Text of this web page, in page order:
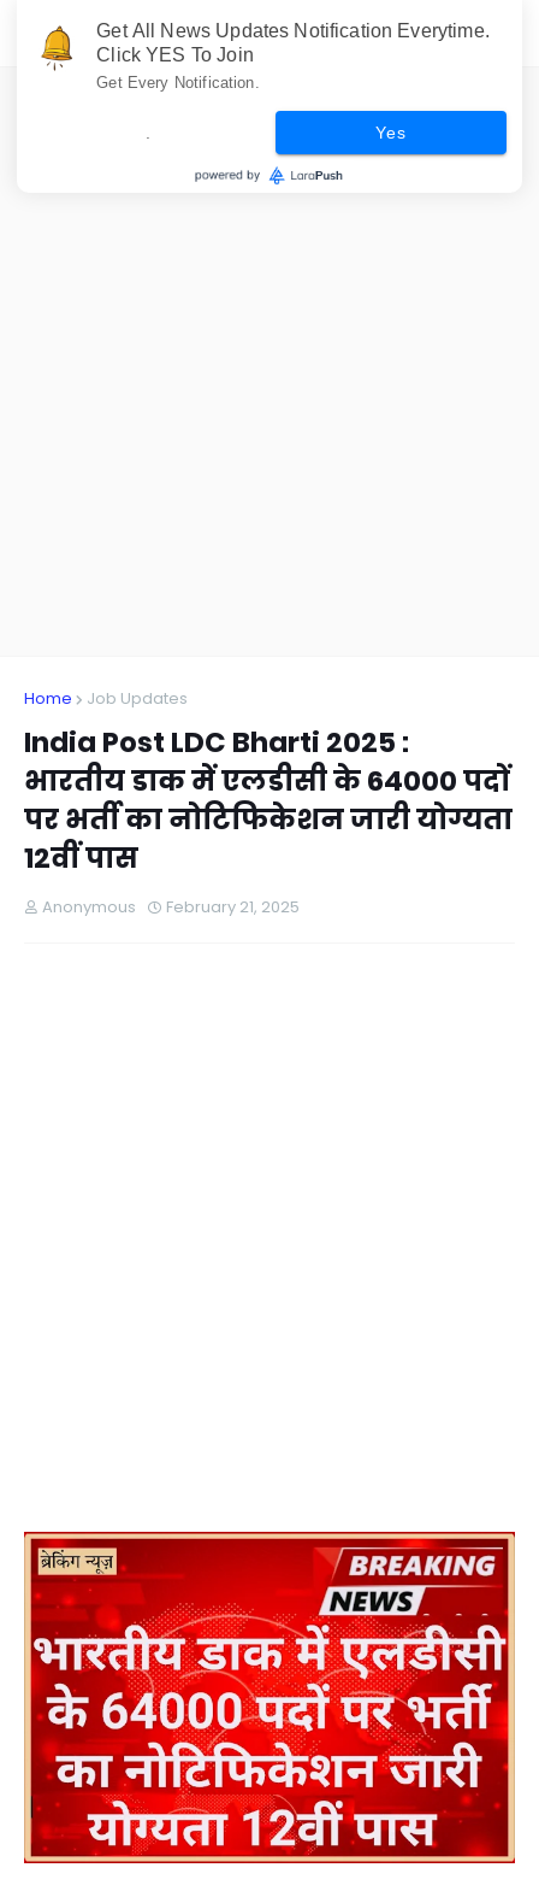
Home Job Updates
India Post LDC Bharti 2025 :
भारतीय डाक में एलडीसी के 64000 पदों
पर भर्ती का नोटिफिकेशन जारी योग्यता
12वीं पास
Anonymous February 21, 2025
Get All News Updates Notification Everytime.
Click YES To Join
Get Every Notification.
Yes